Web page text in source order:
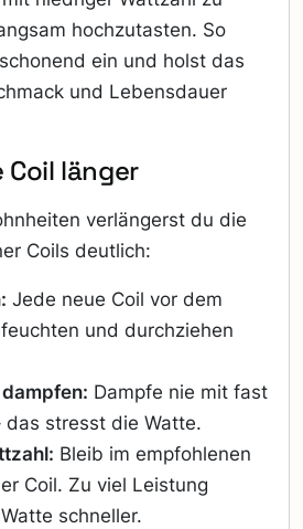
hochzutasten. So
ein und holst das
und Lebensdauer
länger
verlängerst du die
Coils deutlich:
Jede neue Coil vor dem
und durchziehen
Dampfe nie mit fast
das stresst die Watte.
Bleib im empfohlenen
Coil. Zu viel Leistung
schneller.